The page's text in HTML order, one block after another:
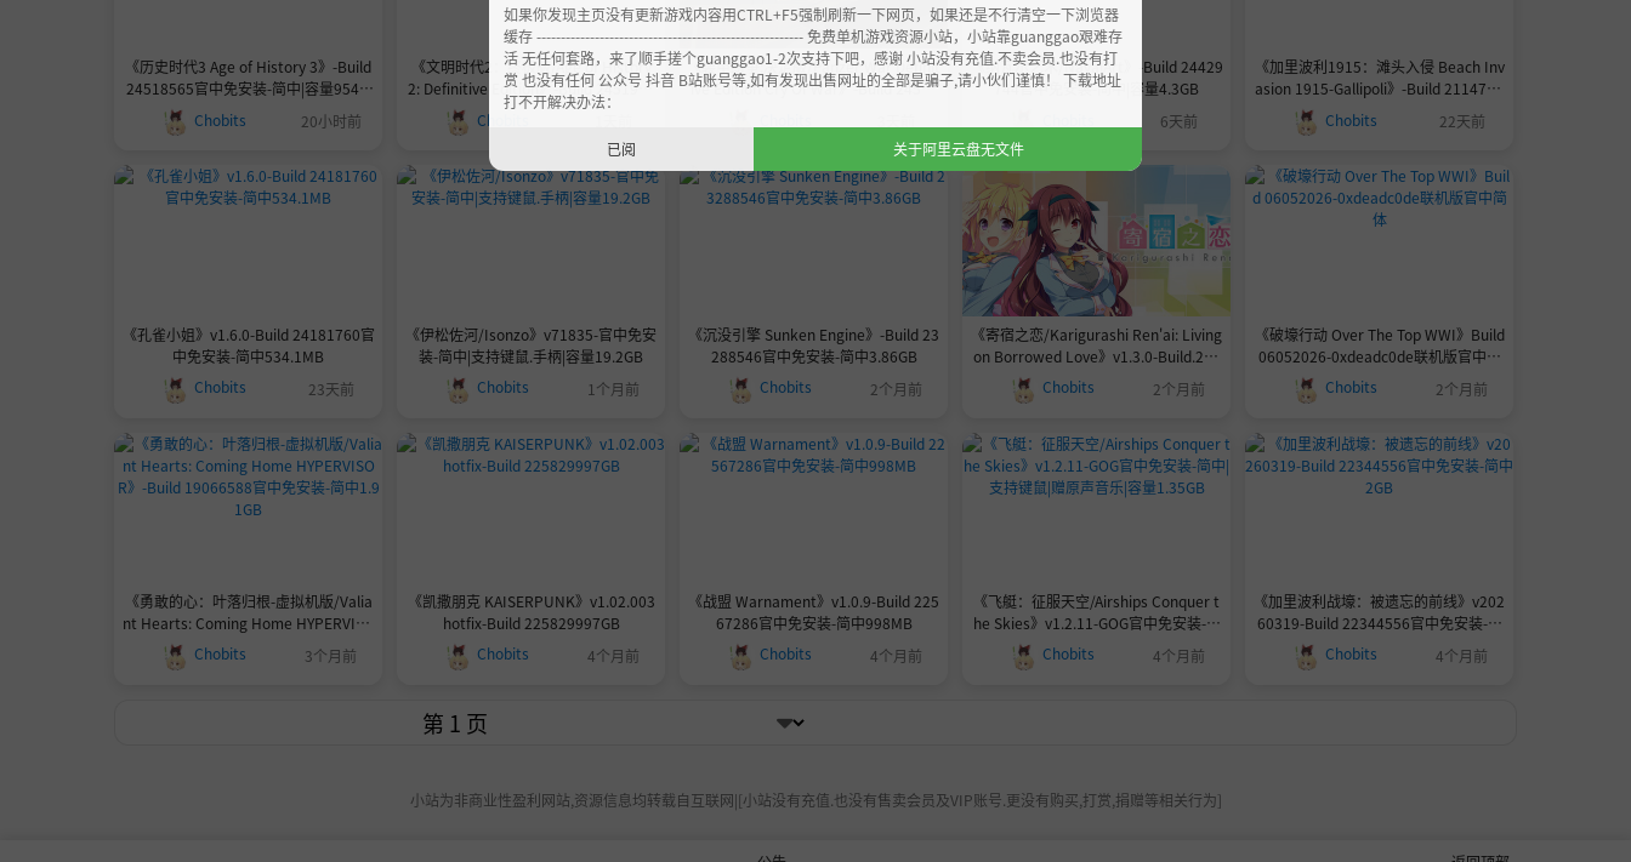
《历史时代3 Age of History 3》-Build
24518565官中免安装-简中|容量954.6
Chobits 20小时前
《文明时代2：终极版/Age of History
2: Definitive Edition》-Build 2451985
5官中免安装-简中657.5MB
Chobits
《装甲纷争:决定版/Panzer War Definit
ive Edition Cry Of War》-Build 24508
《纳瓦尔艺术/NavalArt》-Build 24429
744官中免安装-简中|容量4.3GB
6天前
《加里波利1915：滩头入侵 Beach Inv
asion 1915-Gallipoli》-Build 2114755
8官中免安装-简中2.23GB
Chobits 22天前
《孔雀小姐》v1.6.0-Build 24181760官
中免安装-简中534.1MB
Chobits
23天前
《伊松佐河/Isonzo》v71835-官中免安
装-简中|支持键鼠.手柄|容量19.2GB
Chobits
1个月前
《沉没引擎 Sunken Engine》-Build 23
288546官中免安装-简中3.86GB
Chobits
2个月前
《寄宿之恋/Karigurashi Ren'ai: Living
on Borrowed Love》v1.3.0-Build.226
29912|容量460MB|官方简体中文|支持
键盘.鼠标460MB
Chobits 2个月前
《破壕行动 Over The Top WWI》Build
06052026-0xdeadc0de联机版官中简
Chobits 2个月前
《勇敢的心：叶落归根-虚拟机版/Valia
nt Hearts: Coming Home HYPERVISO
R》-Build 19066588官中免安装-简中1.
91GB
Chobits 3个月前
《凯撒朋克 KAISERPUNK》v1.02.003
hotfix-Build 225829997GB
Chobits
4个月前
《战盟 Warnament》v1.0.9-Build 225
67286官中免安装-简中998MB
Chobits
4个月前
《飞艇：征服天空/Airships Conquer t
he Skies》v1.2.11-GOG官中免安装-简
中|支持键鼠|赠原声音乐|容量1.35GB
Chobits 4个月前
《加里波利战壕：被遗忘的前线》v202
60319-Build 22344556官中免安装-简
中2GB
Chobits 4个月前
小站为非商业性盈利网站,资源信息均转载自互联网|[小站没有充值.也没有售卖会员及VIP账号.更没有购买,打赏,捐赠等相关行为]
如果你发现主页没有更新游戏内容用CTRL+F5强制刷新一下网页，如果还是不行清空一下浏览器
缓存 ------------------------------------------------------- 免费单机游戏资源小站，小站靠guanggao艰难存
活 无任何套路，来了顺手搓个guanggao1-2次支持下吧，感谢 小站没有充值.不卖会员.也没有打
赏 也没有任何 公众号 抖音 B站账号等,如有发现出售网址的全部是骗子,请小伙们谨慎！ 下载地址
打不开解决办法：
已阅 关于阿里云盘无文件